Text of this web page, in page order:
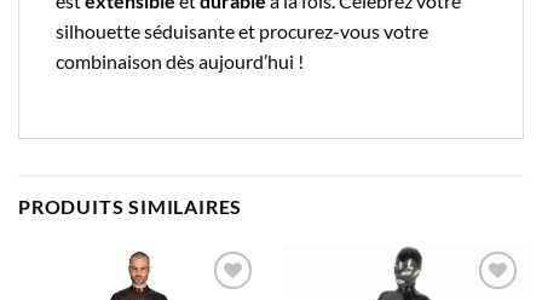
silhouette séduisante et procurez-vous votre
combinaison dès aujourd’hui !
PRODUITS SIMILAIRES